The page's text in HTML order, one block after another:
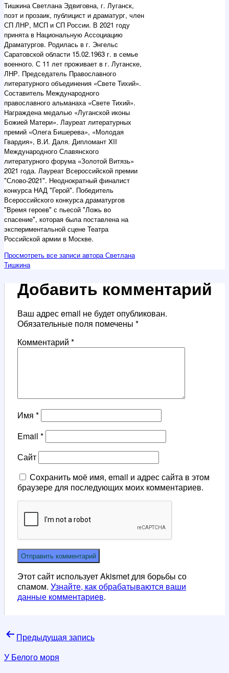
Тишкина Светлана Эдвиговна, г. Луганск,
поэт и прозаик, публицист и драматург, член
СП ЛНР, МСП и СП России. В 2021 году
принята в Национальную Ассоциацию
Драматургов. Родилась в г. Энгельс
Саратовской области 15.02.1963 г. в семье
военного. С 11 лет проживает в г. Луганске,
ЛНР. Председатель Православного
литературного объединения «Свете Тихий».
Составитель Международного
православного альманаха «Свете Тихий».
Награждена медалью «Луганской иконы
Божией Матери». Лауреат литературных
премий «Олега Бишерева», «Молодая
Гвардия», В.И. Даля. Дипломант XII
Международного Славянского
литературного форума «Золотой Витязь»
2021 года. Лауреат Всероссийской премии
"Слово-2021". Неоднократный финалист
конкурса НАД "Герой". Победитель
Всероссийского конкурса драматургов
"Время героев" с пьесой "Ложь во
спасение", которая была поставлена на
экспериментальной сцене Театра
Российской армии в Москве.
Просмотреть все записи автора Светлана
Тишкина
Добавить комментарий
Ваш адрес email не будет опубликован.
Обязательные поля помечены *
Комментарий *
Имя *
Email *
Сайт
Сохранить моё имя, email и адрес сайта в этом
браузере для последующих моих комментариев.
Этот сайт использует Akismet для борьбы со
спамом. Узнайте, как обрабатываются ваши
данные комментариев.
Навигация
по
Предыдущая запись
У Белого моря